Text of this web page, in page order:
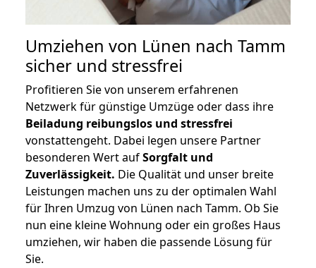
Umziehen von Lünen nach Tamm
sicher und stressfrei
Profitieren Sie von unserem erfahrenen
Netzwerk für günstige Umzüge oder dass ihre
Beiladung reibungslos und stressfrei
vonstattengeht. Dabei legen unsere Partner
besonderen Wert aufSorgfalt und
Zuverlässigkeit. Die Qualität und unser breite
Leistungen machen uns zu der optimalen Wahl
für Ihren Umzug von Lünen nach Tamm. Ob Sie
nun eine kleine Wohnung oder ein großes Haus
umziehen, wir haben die passende Lösung für
Sie.